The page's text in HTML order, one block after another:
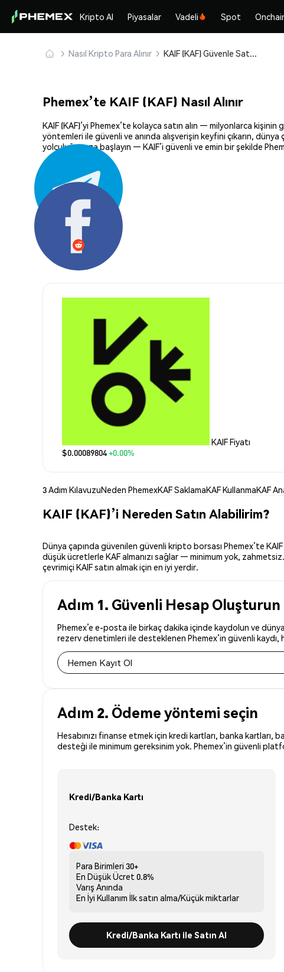
Kripto Al Piyasalar Vadeli Spot
Nasıl Kripto Para Alınır KAIF (KAF) Güvenle Satın Alın ve Saklayın
Phemex’te KAIF (KAF) Nasıl Alınır
KAIF (KAF)’yi Phemex’te kolayca satın alın — milyonlarca
yöntemleri ile güvenli ve anında alışverişin keyfini çıkarın,
yolculuğunuza başlayın — KAIF’i güvenli ve emin bir şekilde
KAIF Fiyatı
$0.00089804+0.00%
3 Adım KılavuzuNeden PhemexKAF SaklamaKAF KullanmaKAF
KAIF (KAF)’i Nereden Satın Alabilirim?
Dünya çapında güvenilen güvenli kripto borsası Phemex’te
düşük ücretlerle KAF almanızı sağlar — minimum yok,
çevrimiçi KAIF satın almak için en iyi yerdir.
Adım 1. Güvenli Hesap Oluşturun
Phemex’e e-posta ile birkaç dakika içinde kaydolun ve dünya
rezerv denetimleri ile desteklenen Phemex’in güvenli
Hemen Kayıt Ol
Adım 2. Ödeme yöntemi seçin
Hesabınızı finanse etmek için kredi kartları, banka kartları,
desteği ile minimum gereksinim yok. Phemex’in güvenli
Kredi/Banka Kartı
Destek:
Para Birimleri 30+
En Düşük Ücret 0.8%
Varış Anında
En İyi Kullanım İlk satın alma/Küçük miktarlar
Kredi/Banka Kartı ile Satın Al